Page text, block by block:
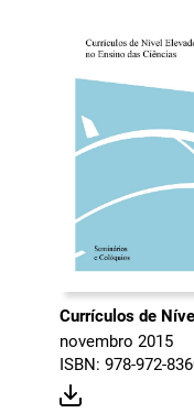
Currículos de
novembro 2015
ISBN: 978-972-